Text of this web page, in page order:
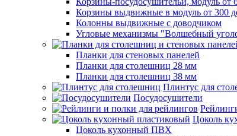
Корзины выдвижные в модуль от 300
Колонны выдвижные с доводчиком
Угловые механизмы "Волшебный
Планки для стеновых панелей
Планки для столешниц 28 мм
Планки для столешниц 38 мм
Плинтус для
Посудосушители
Цоколь
Цоколь кухонный ПВХ